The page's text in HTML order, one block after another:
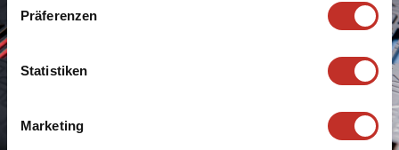
Präferenzen
Statistiken
Marketing